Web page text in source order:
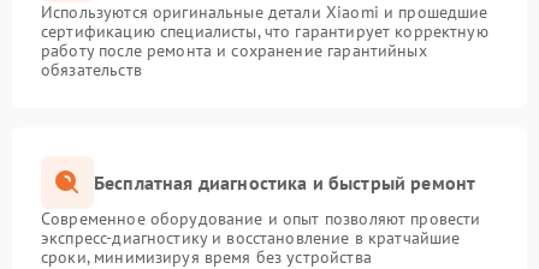
Используются оригинальные детали Xiaomi и прошедшие
сертификацию специалисты, что гарантирует корректную
работу после ремонта и сохранение гарантийных
обязательств
Бесплатная диагностика и быстрый ремонт
Современное оборудование и опыт позволяют провести
экспресс-диагностику и восстановление в кратчайшие
сроки, минимизируя время без устройства